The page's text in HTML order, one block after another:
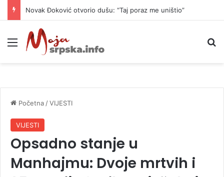
Novak Đoković otvorio dušu: “Taj poraz me uništio”
Meni
Početna /VIJESTI
VIJESTI
Opsadno stanje u
Manhajmu: Dvoje mrtvih i